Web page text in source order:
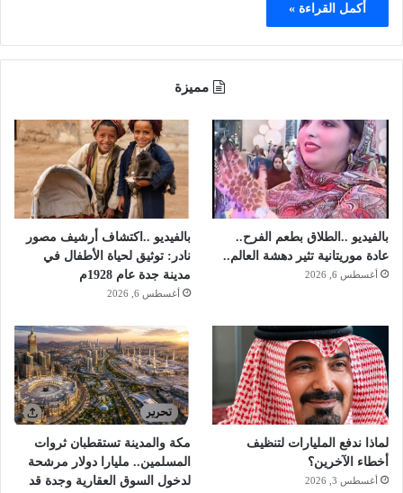
أكمل القراءة »
مميزة
بالفيديو ..الطلاق بطعم الفرح..
عادة موريتانية تثير دهشة العالم..
أغسطس 6, 2026
بالفيديو ..اكتشاف أرشيف مصور
نادر: توثيق لحياة الأطفال في
مدينة جدة عام 1928م
أغسطس 6, 2026
لماذا ندفع المليارات لتنظيف
أخطاء الآخرين؟
أغسطس 3, 2026
مكة والمدينة تستقطبان ثروات
المسلمين.. مليارا دولار مرشحة
لدخول السوق العقارية وجدة قد